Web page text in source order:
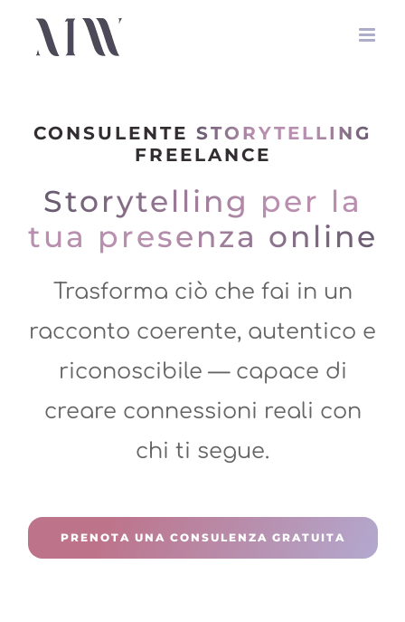
contenuto
CONSULENTE STORYTELLING
FREELANCE
Storytelling per la
tua presenza online
Trasforma ciò che fai in un
racconto coerente, autentico e
riconoscibile — capace di
creare connessioni reali con
chi ti segue.
PRENOTA UNA CONSULENZA GRATUITA